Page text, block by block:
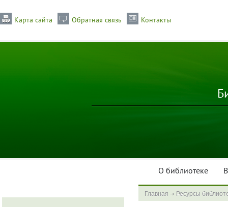
Карта сайта Обратная связь Контакты
О библиотеке
Главная Ресурсы